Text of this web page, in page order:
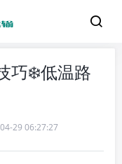
巧❄️低温路
29 06:27:27